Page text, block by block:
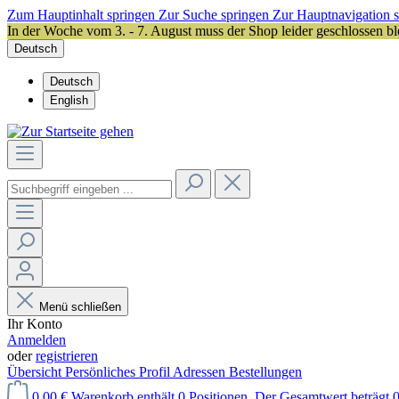
Zum Hauptinhalt springen Zur Suche springen Zur Hauptnavigation
In der Woche vom 3. - 7. August muss der Shop leider geschlossen
Deutsch
Deutsch
English
Menü schließen
Ihr Konto
Anmelden
oderregistrieren
Übersicht Persönliches Profil Adressen Bestellungen